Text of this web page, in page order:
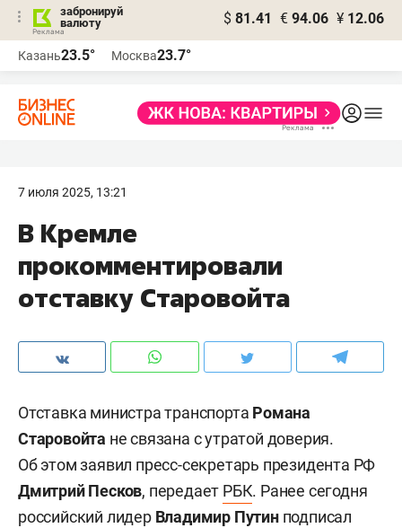
забронируй
валюту
$ 81.41 € 94.06 ¥ 12.06
Казань23.5° Москва23.7°
7 июля 2025, 13:21
В Кремле
прокомментировали
отставку Старовойта
Отставка министра транспорта Романа
Старовойта не связана с утратой доверия.
Об этом заявил пресс-секретарь президента РФ
Дмитрий Песков, передает РБК. Ранее сегодня
российский лидер Владимир Путин подписал